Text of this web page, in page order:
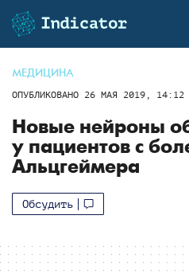
МЕДИЦИНА
ОПУБЛИКОВАНО 26 МАЯ 2019, 14:12
Новые нейроны
у пациентов с
Альцгеймера
Обсудить